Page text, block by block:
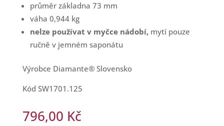
průměr základna 73 mm
váha 0,944 kg
nelze používat v myčce nádobí, mytí pouze
ručně v jemném saponátu
Výrobce Diamante® Slovensko
Kód SW1701.125
796,00 Kč